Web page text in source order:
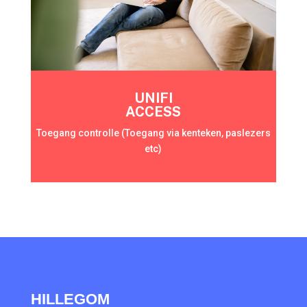
UNIFI
ACCESS
Toegang controlle (Toegang via kenteken, paslezers
etc)
HILLEGOM